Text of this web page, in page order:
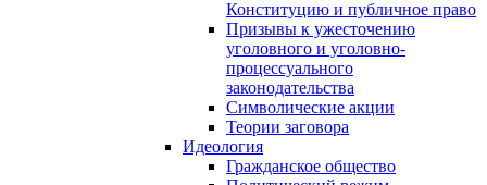
Конституцию и публичное право
Призывы к ужесточению
уголовного и уголовно-
процессуального
законодательства
Символические акции
Теории заговора
Идеология
Гражданское общество